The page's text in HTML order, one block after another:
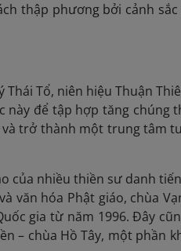
thập phương bởi cảnh
Tổ, niên hiệu Thuận
để tập hợp tăng chúng
trở thành một trung tâm
nhiều thiền sư danh
văn hóa Phật giáo, chùa
gia từ năm 1996. Đây
– chùa Hồ Tây, một phần